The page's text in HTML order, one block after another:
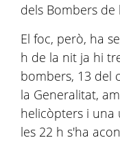
dels Bombers de
El foc, però, ha
h de la nit ja hi
bombers, 13 del
la Generalitat,
helicòpters i una
les 22 h s'ha